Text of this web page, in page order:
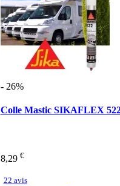
- 26%
Colle Mastic SIKAFLEX
8,29 €
22 avis